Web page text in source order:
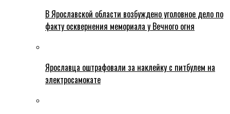
В Ярославской области возбуждено уголовное дело по
факту осквернения мемориала у Вечного огня
Ярославца оштрафовали за наклейку с питбулем на
электросамокате